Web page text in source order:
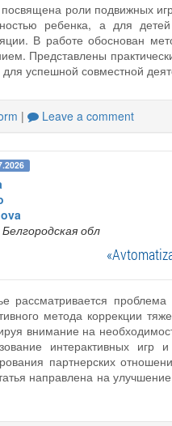
роли подвижных
ребенка, а для
В работе обоснован
Представлены
для успешной совместной
| Leave a comment
обл
рассматривается
метода коррекции
внимание на
интерактивных
партнерских
направлена на